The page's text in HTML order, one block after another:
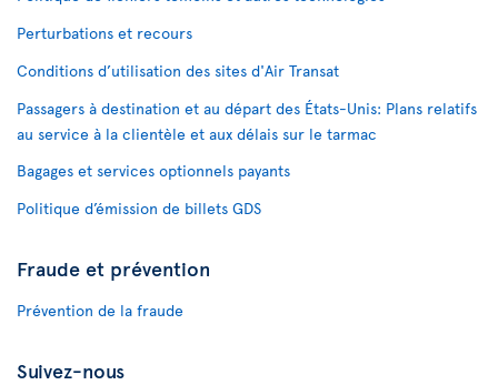
Perturbations et recours
Conditions d’utilisation des sites d'Air Transat
Passagers à destination et au départ des États-Unis: Plans relatifs
au service à la clientèle et aux délais sur le tarmac
Bagages et services optionnels payants
Politique d’émission de billets GDS
Fraude et prévention
Prévention de la fraude
Suivez-nous